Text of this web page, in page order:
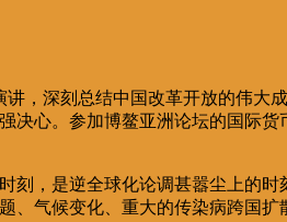
，深刻总结中国改革开放的伟
心。参加博鳌亚洲论坛的国际
刻，是逆全球化论调甚嚣尘上的
气候变化、重大的传染病跨国扩